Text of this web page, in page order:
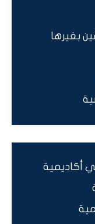
بغيرها
أكاديمية